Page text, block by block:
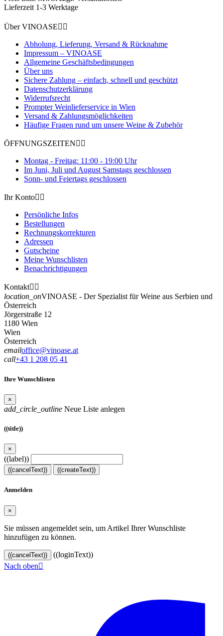
Lieferzeit 1-3 Werktage
Über VINOASE 
Abholung, Lieferung, Versand & Rücknahme
Impressum – VINOASE
Allgemeine Geschäftsbedingungen
Über uns
Sichere Zahlung – einfach, schnell und geschützt
Datenschutzerklärung
Widerrufsrecht
Prompter Weinlieferservice in Wien
Versand & Zahlungsmöglichkeiten
Häufige Fragen rund um unsere Weine & Zubehör
ÖFFNUNGSZEITEN 
Montag - Freitag: 11:00 - 19:00 Uhr
Im Juni, Juli und August Samstags geschlossen
Sonn- und Feiertags geschlossen
Ihr Konto 
Persönliche Infos
Bestellungen
Rechnungskorrekturen
Adressen
Gutscheine
Meine Wunschlisten
Benachrichtigungen
Kontakt 
location_onVINOASE - Der Spezialist für Weine aus Serbien und
Österreich
Jörgerstraße 12
1180 Wien
Wien
Österreich
emailoffice@vinoase.at
call+43 1 208 05 41
Ihre Wunschlisten
×
add_circle_outline Neue Liste anlegen
((title))
×
((label))
((cancelText)) ((createText))
Anmelden
×
Sie müssen angemeldet sein, um Artikel Ihrer Wunschliste
hinzufügen zu können.
((cancelText))
((loginText))
Nach oben